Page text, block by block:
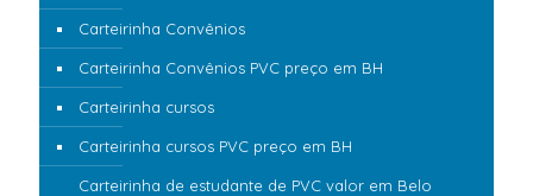
Carteirinha Convênios
Carteirinha Convênios PVC preço em BH
Carteirinha cursos
Carteirinha cursos PVC preço em BH
Carteirinha de estudante de PVC valor em Belo